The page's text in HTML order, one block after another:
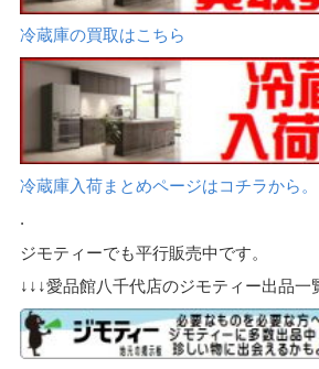
冷蔵庫の買取はこちら
冷蔵庫入荷まとめページはコチラから。
.
ジモティーでも平行販売中です。
↓↓↓愛品館八千代店のジモティー出品一